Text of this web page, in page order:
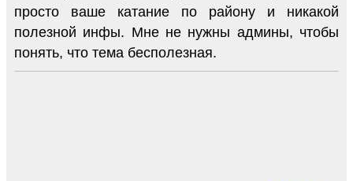
просто ваше катание по району и никакой
полезной инфы. Мне не нужны админы, чтобы
понять, что тема бесполезная.